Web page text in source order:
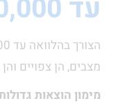
הן צפויים והן בלתי
הוצאות גדולות: